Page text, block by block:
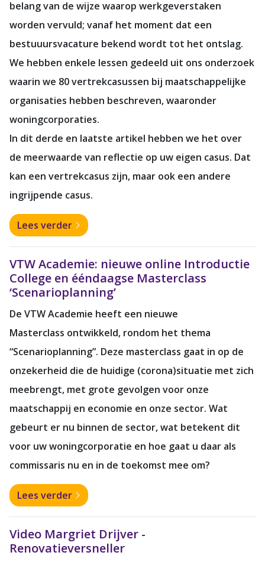
belang van de wijze waarop werkgeverstaken
worden vervuld; vanaf het moment dat een
bestuuursvacature bekend wordt tot het ontslag.
We hebben enkele lessen gedeeld uit ons onderzoek
waarin we 80 vertrekcasussen bij maatschappelijke
organisaties hebben beschreven, waaronder
woningcorporaties.
In dit derde en laatste artikel hebben we het over
de meerwaarde van reflectie op uw eigen casus. Dat
kan een vertrekcasus zijn, maar ook een andere
ingrijpende casus.
Lees verder
VTW Academie: nieuwe online Introductie
College en ééndaagse Masterclass
‘Scenarioplanning’
De VTW Academie heeft een nieuwe
Masterclass ontwikkeld, rondom het thema
“Scenarioplanning”. Deze masterclass gaat in op de
onzekerheid die de huidige (corona)situatie met zich
meebrengt, met grote gevolgen voor onze
maatschappij en economie en onze sector. Wat
gebeurt er nu binnen de sector, wat betekent dit
voor uw woningcorporatie en hoe gaat u daar als
commissaris nu en in de toekomst mee om?
Lees verder
Video Margriet Drijver -
Renovatieversneller